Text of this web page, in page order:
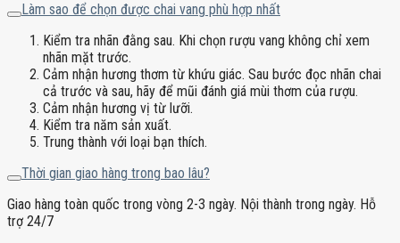
Làm sao để chọn được chai vang phù hợp nhất
Kiểm tra nhãn đằng sau. Khi chọn rượu vang không chỉ xem
nhãn mặt trước.
Cảm nhận hương thơm từ khứu giác. Sau bước đọc nhãn chai
cả trước và sau, hãy để mũi đánh giá mùi thơm của rượu.
Cảm nhận hương vị từ lưỡi.
Kiểm tra năm sản xuất.
Trung thành với loại bạn thích.
Thời gian giao hàng trong bao lâu?
Giao hàng toàn quốc trong vòng 2-3 ngày. Nội thành trong ngày. Hỗ
trợ 24/7